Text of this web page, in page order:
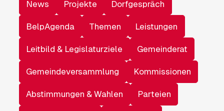
News Projekte Dorfgespräch
BelpAgenda Themen Leistungen
Leitbild & Legislaturziele Gemeinderat
Gemeindeversammlung Kommissionen
Abstimmungen & Wahlen Parteien